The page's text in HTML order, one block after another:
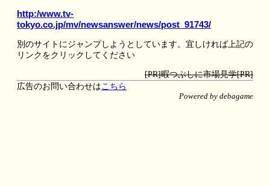
http:/www.tv-
tokyo.co.jp/mv/newsanswer/news/post_91743/
別のサイトにジャンプしようとしています。宜しければ上記の
リンクをクリックしてください
[PR]暇つぶしに市場見学[PR]
広告のお問い合わせはこちら
Powered by debagame